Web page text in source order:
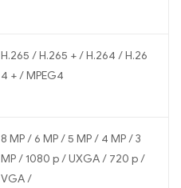
H.265 / H.265 + / H.264 / H.26
4 + / MPEG4
8 MP / 6 MP / 5 MP / 4 MP / 3
MP / 1080 p / UXGA / 720 p /
VGA /